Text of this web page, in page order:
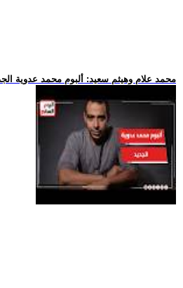
.. محمد علام وهيثم سعيد: ألبوم محمد عدوية